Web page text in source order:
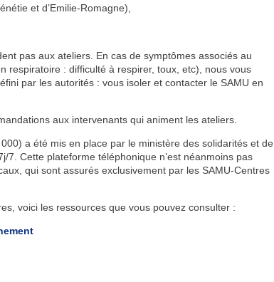
et d’Emilie-Romagne),
pas aux ateliers. En cas de symptômes associés au
respiratoire : difficulté à respirer, toux, etc), nous vous
par les autorités : vous isoler et contacter le SAMU en
aux intervenants qui animent les ateliers.
a été mis en place par le ministère des solidarités et de
7. Cette plateforme téléphonique n’est néanmoins pas
qui sont assurés exclusivement par les SAMU-Centres
voici les ressources que vous pouvez consulter :